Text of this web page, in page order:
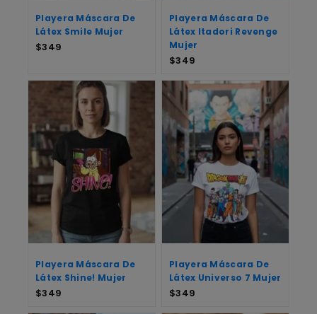
Playera Máscara De
Látex Smile Mujer
$349
Playera Máscara De
Látex Itadori Revenge
Mujer
$349
Playera Máscara De
Látex Shine! Mujer
$349
Playera Máscara De
Látex Universo 7 Mujer
$349